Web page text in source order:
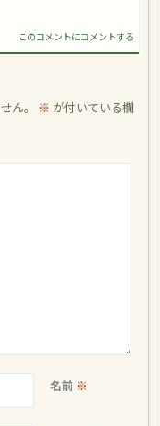
このコメントにコメントする
ん。 ※ が付いている欄
名前 ※